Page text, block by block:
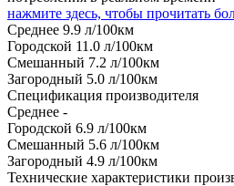
нажмите здесь, чтобы прочитать
Среднее 9.9 л/100км
Городской 11.0 л/100км
Смешанный 7.2 л/100км
Загородный 5.0 л/100км
Спецификация производителя
Среднее -
Городской 6.9 л/100км
Смешанный 5.6 л/100км
Загородный 4.9 л/100км
Технические характеристики